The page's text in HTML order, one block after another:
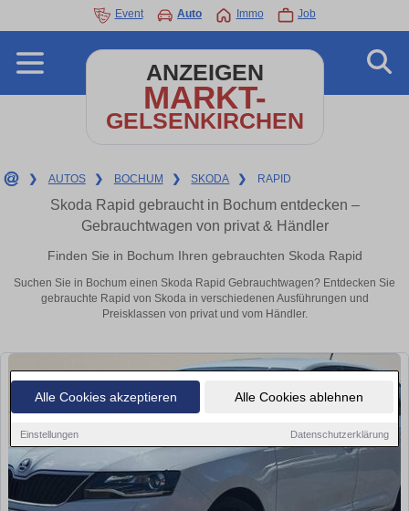
Alle Cookies akzeptieren Alle Cookies ablehnen
Einstellungen Datenschutzerklärung
Event Auto Immo Job
ANZEIGEN
MARKT-
GELSENKIRCHEN
❯ AUTOS ❯ BOCHUM ❯ SKODA ❯ RAPID
Skoda Rapid gebraucht in Bochum entdecken –
Gebrauchtwagen von privat & Händler
Finden Sie in Bochum Ihren gebrauchten Skoda Rapid
Suchen Sie in Bochum einen Skoda Rapid Gebrauchtwagen? Entdecken Sie
gebrauchte Rapid von Skoda in verschiedenen Ausführungen und
Preisklassen von privat und vom Händler.